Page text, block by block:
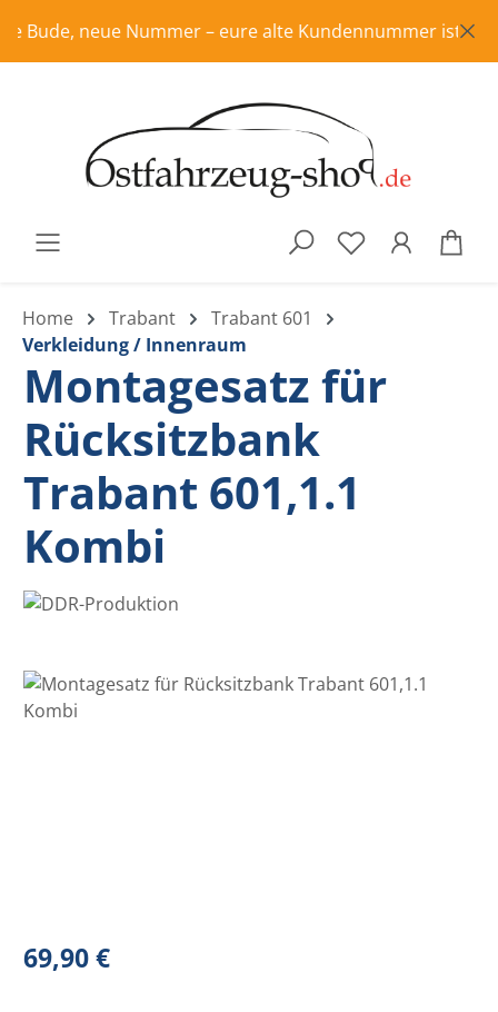
Zum Hauptinhalt springen
Bude, neue Nummer – eure alte Kundennummer ist in
Home Trabant
Trabant 601
Verkleidung / Innenraum
Montagesatz für
Rücksitzbank
Trabant 601,1.1
Kombi
Bildergalerie überspringen
Regulärer Preis:
69,90 €